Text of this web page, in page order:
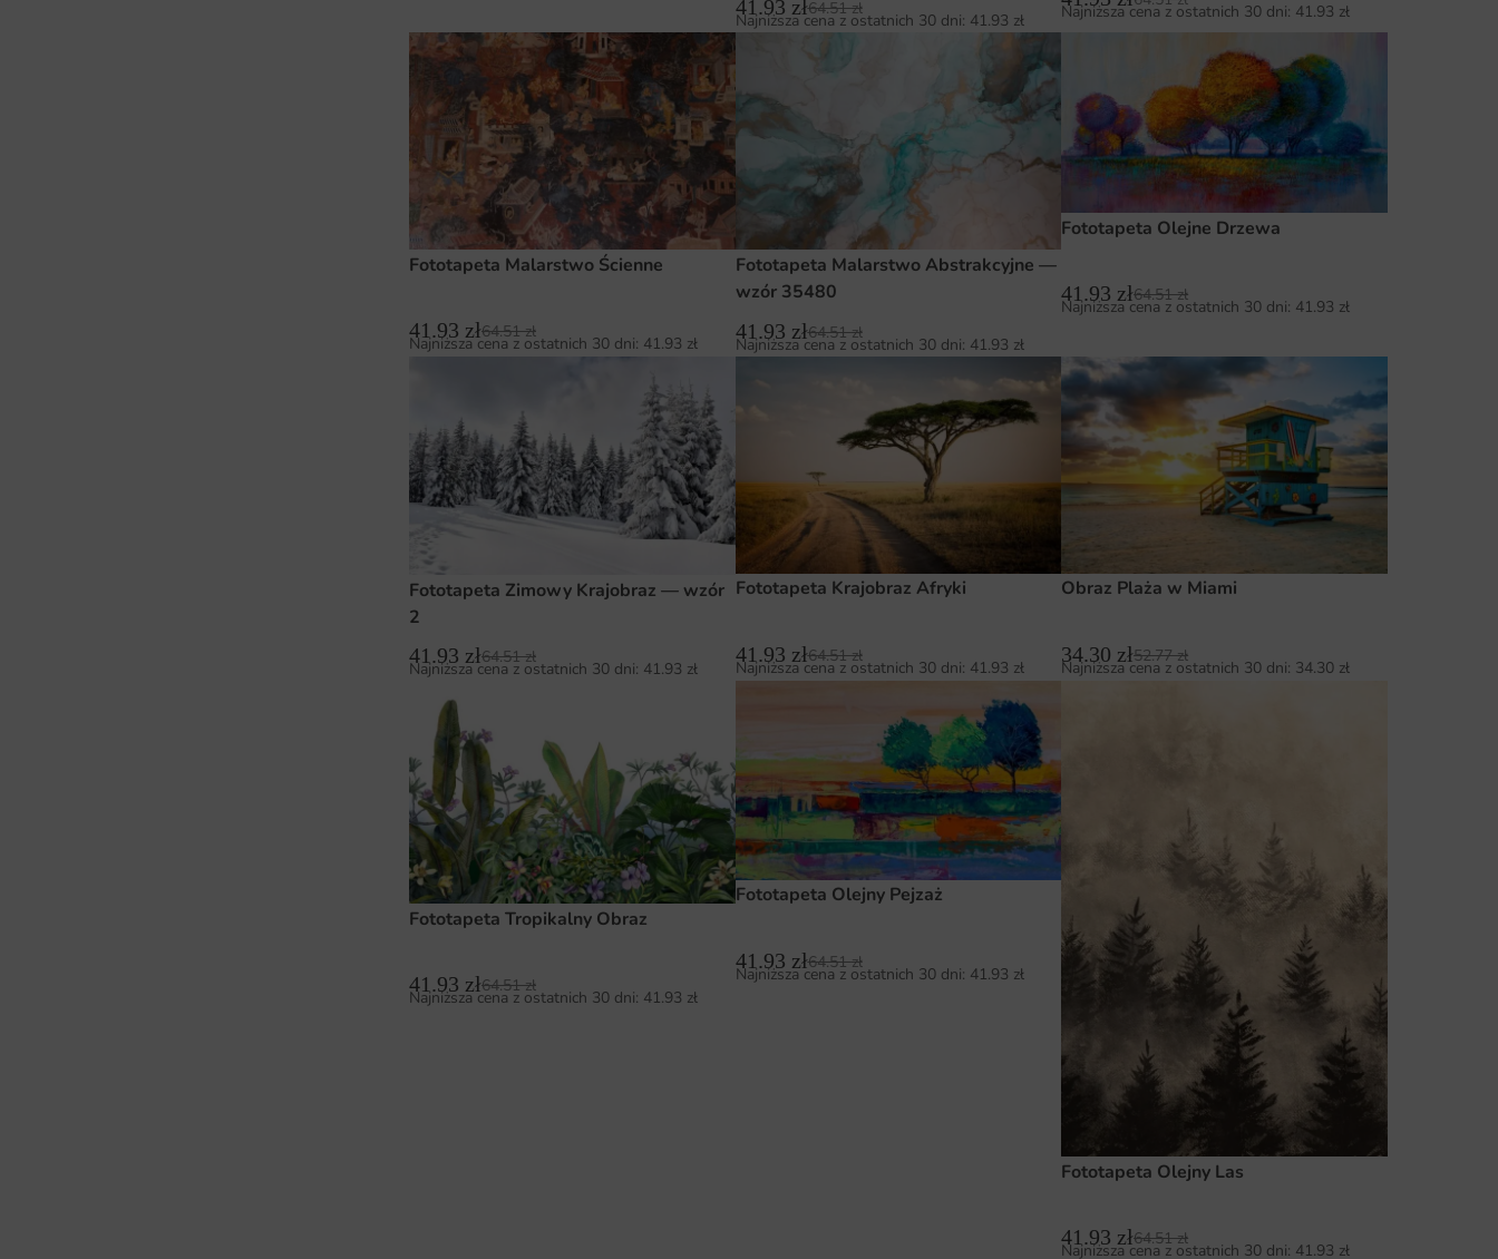
41.93 zł64.51zł
Najniższa cena z ostatnich 30 dni: 41.93 zł Najniższa cena z ostatnich 30 dni: 41.93 zł
Fototapeta Malarstwo Ścienne
41.93 zł64.51zł
Najniższa cena z ostatnich 30 dni: 41.93 zł
Fototapeta Malarstwo Abstrakcyjne —
wzór 35480
41.93 zł64.51zł
Najniższa cena z ostatnich 30 dni: 41.93 zł
Fototapeta Olejne Drzewa
41.93 zł64.51zł
Najniższa cena z ostatnich 30 dni: 41.93 zł
Fototapeta Zimowy Krajobraz — wzór
2
41.93 zł64.51zł
Najniższa cena z ostatnich 30 dni: 41.93 zł
Fototapeta Krajobraz Afryki
41.93 zł64.51zł
Najniższa cena z ostatnich 30 dni: 41.93 zł
Obraz Plaża w Miami
34.30 zł52.77zł
Najniższa cena z ostatnich 30 dni: 34.30 zł
Fototapeta Tropikalny Obraz
41.93 zł64.51zł
Najniższa cena z ostatnich 30 dni: 41.93 zł
Fototapeta Olejny Pejzaż
41.93 zł64.51zł
Najniższa cena z ostatnich 30 dni: 41.93 zł
Fototapeta Olejny Las
41.93 zł64.51zł
Najniższa cena z ostatnich 30 dni: 41.93 zł